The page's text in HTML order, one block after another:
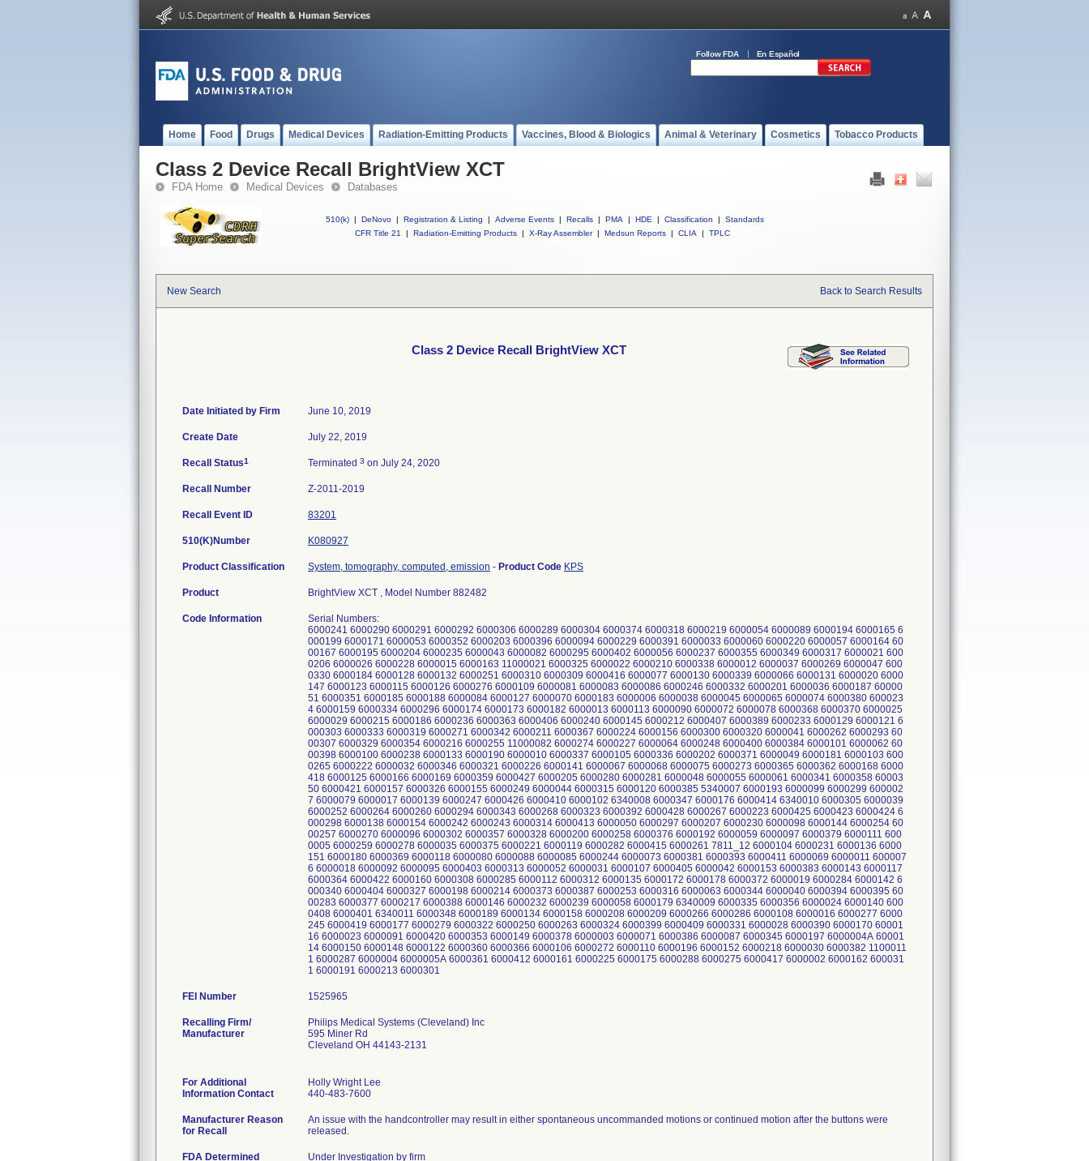
Follow FDA En Español
Home Food Drugs Medical Devices Radiation-Emitting Products Vaccines, Blood & Biologics Animal & Veterinary Cosmetics Tobacco Products
Class 2 Device Recall BrightView XCT
FDA Home Medical Devices Databases
510(k) | DeNovo | Registration & Listing | Adverse Events | Recalls | PMA | HDE | Classification |
Standards
CFR Title 21
| Radiation-Emitting Products | X-Ray Assembler | Medsun Reports | CLIA | TPLC
New Search Back to Search Results
Class 2 Device Recall BrightView XCT
Date Initiated by Firm June 10, 2019
Create Date July 22, 2019
Recall Status1 Terminated 3 on July 24, 2020
Recall Number Z-2011-2019
Recall Event ID 83201
510(K)Number K080927
Product Classification System, tomography, computed, emission - Product Code KPS
Product BrightView XCT , Model Number 882482
Code Information
Serial Numbers:
6000241 6000290 6000291 6000292 6000306 6000289 6000304 6000374 6000318 6000219 6000054 6000089 6000194 6000165 6
000199 6000171 6000053 6000352 6000203 6000396 6000094 6000229 6000391 6000033 6000060 6000220 6000057 6000164 60
00167 6000195 6000204 6000235 6000043 6000082 6000295 6000402 6000056 6000237 6000355 6000349 6000317 6000021 600
0206 6000026 6000228 6000015 6000163 11000021 6000325 6000022 6000210 6000338 6000012 6000037 6000269 6000047 600
0330 6000184 6000128 6000132 6000251 6000310 6000309 6000416 6000077 6000130 6000339 6000066 6000131 6000020 6000
147 6000123 6000115 6000126 6000276 6000109 6000081 6000083 6000086 6000246 6000332 6000201 6000036 6000187 60000
51 6000351 6000185 6000188 6000084 6000127 6000070 6000183 6000006 6000038 6000045 6000065 6000074 6000380 600023
4 6000159 6000334 6000296 6000174 6000173 6000182 6000013 6000113 6000090 6000072 6000078 6000368 6000370 6000025
6000029 6000215 6000186 6000236 6000363 6000406 6000240 6000145 6000212 6000407 6000389 6000233 6000129 6000121 6
000303 6000333 6000319 6000271 6000342 6000211 6000367 6000224 6000156 6000300 6000320 6000041 6000262 6000293 60
00307 6000329 6000354 6000216 6000255 11000082 6000274 6000227 6000064 6000248 6000400 6000384 6000101 6000062 60
00398 6000100 6000238 6000133 6000190 6000010 6000337 6000105 6000336 6000202 6000371 6000049 6000181 6000103 600
0265 6000222 6000032 6000346 6000321 6000226 6000141 6000067 6000068 6000075 6000273 6000365 6000362 6000168 6000
418 6000125 6000166 6000169 6000359 6000427 6000205 6000280 6000281 6000048 6000055 6000061 6000341 6000358 60003
50 6000421 6000157 6000326 6000155 6000249 6000044 6000315 6000120 6000385 5340007 6000193 6000099 6000299 600002
7 6000079 6000017 6000139 6000247 6000426 6000410 6000102 6340008 6000347 6000176 6000414 6340010 6000305 6000039
6000252 6000264 6000260 6000294 6000343 6000268 6000323 6000392 6000428 6000267 6000223 6000425 6000423 6000424 6
000298 6000138 6000154 6000242 6000243 6000314 6000413 6000050 6000297 6000207 6000230 6000098 6000144 6000254 60
00257 6000270 6000096 6000302 6000357 6000328 6000200 6000258 6000376 6000192 6000059 6000097 6000379 6000111 600
0005 6000259 6000278 6000035 6000375 6000221 6000119 6000282 6000415 6000261 7811_12 6000104 6000231 6000136 6000
151 6000180 6000369 6000118 6000080 6000088 6000085 6000244 6000073 6000381 6000393 6000411 6000069 6000011 600007
6 6000018 6000092 6000095 6000403 6000313 6000052 6000031 6000107 6000405 6000042 6000153 6000383 6000143 6000117
6000364 6000422 6000160 6000308 6000285 6000112 6000312 6000135 6000172 6000178 6000372 6000019 6000284 6000142 6
000340 6000404 6000327 6000198 6000214 6000373 6000387 6000253 6000316 6000063 6000344 6000040 6000394 6000395 60
00283 6000377 6000217 6000388 6000146 6000232 6000239 6000058 6000179 6340009 6000335 6000356 6000024 6000140 600
0408 6000401 6340011 6000348 6000189 6000134 6000158 6000208 6000209 6000266 6000286 6000108 6000016 6000277 6000
245 6000419 6000177 6000279 6000322 6000250 6000263 6000324 6000399 6000409 6000331 6000028 6000390 6000170 60001
16 6000023 6000091 6000420 6000353 6000149 6000378 6000003 6000071 6000386 6000087 6000345 6000197 6000004A 60001
14 6000150 6000148 6000122 6000360 6000366 6000106 6000272 6000110 6000196 6000152 6000218 6000030 6000382 1100011
1 6000287 6000004 6000005A 6000361 6000412 6000161 6000225 6000175 6000288 6000275 6000417 6000002 6000162 600031
1 6000191 6000213 6000301
FEI Number
Recalling Firm/
Manufacturer
Philips Medical Systems (Cleveland) Inc
595 Miner Rd
Cleveland OH 44143-2131
For Additional
Information Contact
Holly Wright Lee
440-483-7600
Manufacturer Reason
for Recall
An issue with the handcontroller may result in either spontaneous uncommanded motions or continued motion after the buttons were
released.
FDA Determined
Under Investigation by firm